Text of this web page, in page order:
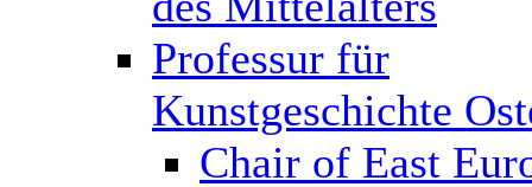
Professur für
Kunstgeschichte
Chair of East